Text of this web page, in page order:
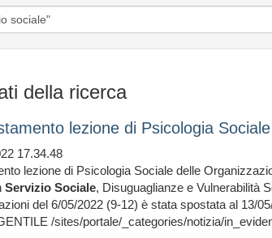
della ricerca
lezione di Psicologia
17.34.48
lezione di Psicologia Sociale delle
Servizio Sociale, Disuguaglianze e Vulnerabilità
del 6/05/2022 (9-12) è stata spostata al 13/
/sites/portale/_categories/notizia/